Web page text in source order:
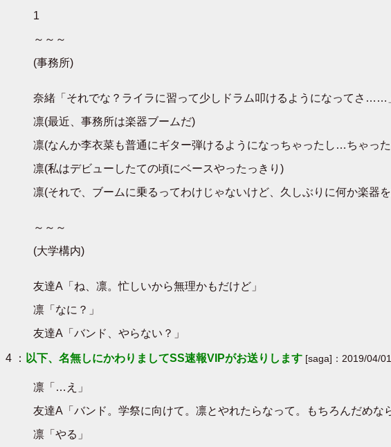
1
～～～
(事務所)
奈緒「それでな？ライラに習って少しドラム叩けるようになってさ……
凛(最近、事務所は楽器ブームだ)
凛(なんか李衣菜も普通にギター弾けるようになっちゃったし…ちゃっ
凛(私はデビューしたての頃にベースやったっきり)
凛(それで、ブームに乗るってわけじゃないけど、久しぶりに何か楽器
～～～
(大学構内)
友達A「ね、凛。忙しいから無理かもだけど」
凛「なに？」
友達A「バンド、やらない？」
4 ： 以下、名無しにかわりましてSS速報VIPがお送りします [saga]：2019/04/
凛「…え」
友達A「バンド。学祭に向けて。凛とやれたらなって。もちろんだめな
凛「やる」